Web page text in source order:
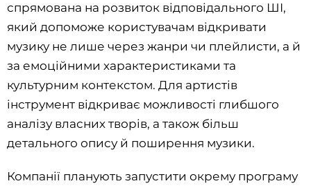
спрямована на розвиток відповідального ШІ,
який допоможе користувачам відкривати
музику не лише через жанри чи плейлисти, а й
за емоційними характеристиками та
культурним контекстом. Для артистів
інструмент відкриває можливості глибшого
аналізу власних творів, а також більш
детального опису й поширення музики.
Компанії планують запустити окрему програму